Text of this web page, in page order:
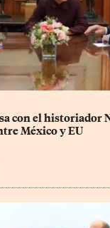
con el historiador
México y EU